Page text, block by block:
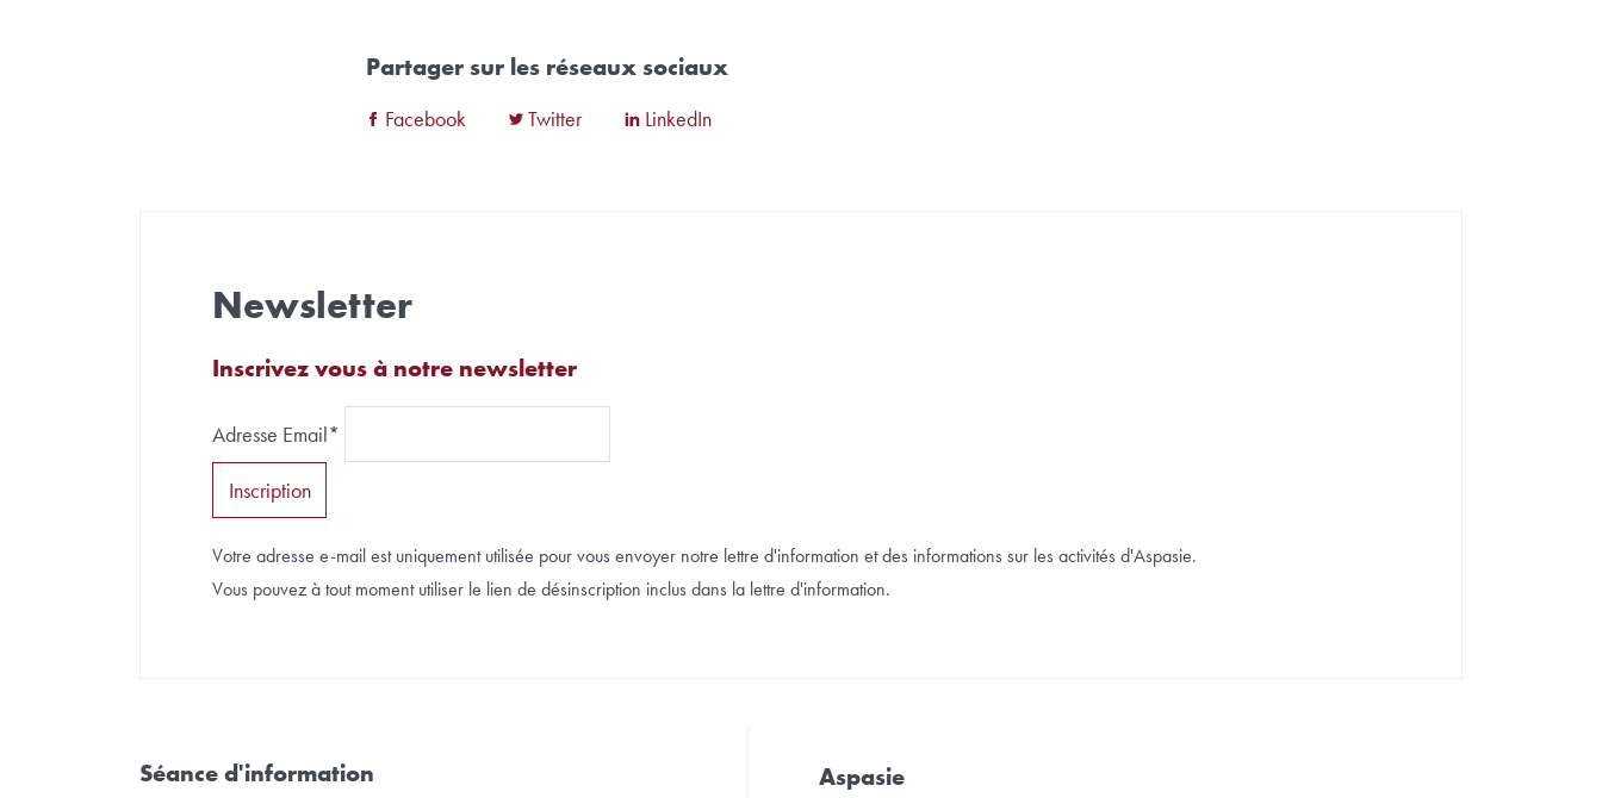
Partager sur les réseaux sociaux
Facebook Twitter LinkedIn
Newsletter
Inscrivez vous à notre newsletter
Adresse Email*
Votre adresse e-mail est uniquement utilisée pour vous envoyer notre lettre d'information et des informations sur les activités d'Aspasie.
Vous pouvez à tout moment utiliser le lien de désinscription inclus dans la lettre d'information.
Séance d'information Aspasie